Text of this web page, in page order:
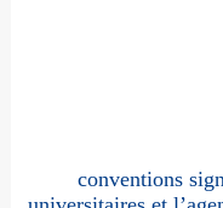
conventions